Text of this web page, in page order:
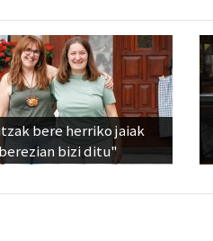
bere herriko jaiak
bizi ditu"